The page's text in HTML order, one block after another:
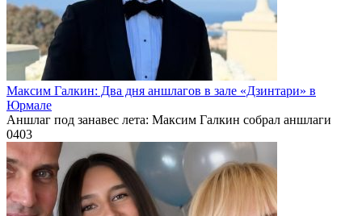
Максим Галкин: Два дня аншлагов в зале «Дзинтари» в
Юрмале
Аншлаг под занавес лета: Максим Галкин собрал аншлаги
0403